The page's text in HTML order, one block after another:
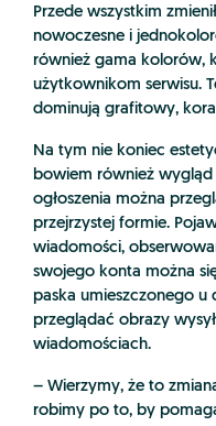
Przede wszystkim
nowoczesne i
również gama kolorów,
użytkownikom serwisu.
dominują grafitowy,
Na tym nie koniec
bowiem również
ogłoszenia można
przejrzystej formie.
wiadomości,
swojego konta można
paska umieszczonego u
przeglądać obrazy
wiadomościach.
– Wierzymy, że to
robimy po to, by